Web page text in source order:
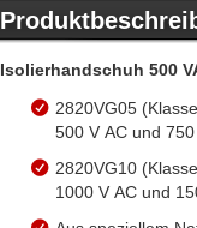
Isolierhandschuh 500
2820VG05
500 V AC und
2820VG10
1000 V AC und